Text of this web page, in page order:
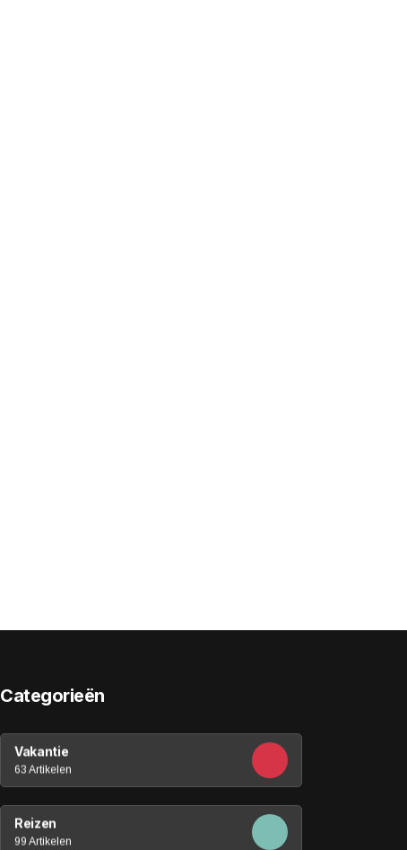
Categorieën
Vakantie
63 Artikelen
Reizen
99 Artikelen